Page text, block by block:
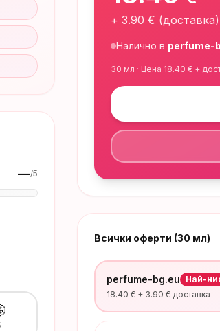
+ 3.90 € (доставка)
Налично в perfume-
30 мл · Цена 18.40 € +
Всички оферти (30 мл)
perfume-bg.eu
Най-
18.40 € + 3.90 € доставка
—/5